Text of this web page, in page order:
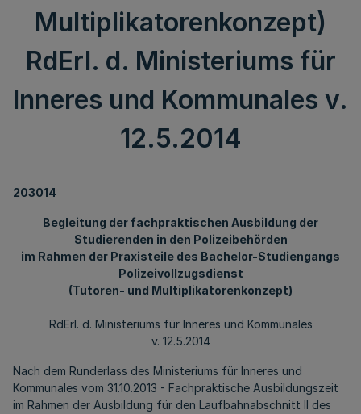
Multiplikatorenkonzept)
RdErl. d. Ministeriums für
Inneres und Kommunales v.
12.5.2014
203014
Begleitung der fachpraktischen Ausbildung der
Studierenden in den Polizeibehörden
im Rahmen der Praxisteile des Bachelor-Studiengangs
Polizeivollzugsdienst
(Tutoren- und Multiplikatorenkonzept)
RdErl. d. Ministeriums für Inneres und Kommunales
v. 12.5.2014
Nach dem Runderlass des Ministeriums für Inneres und
Kommunales vom 31.10.2013 - Fachpraktische Ausbildungszeit
im Rahmen der Ausbildung für den Laufbahnabschnitt II des